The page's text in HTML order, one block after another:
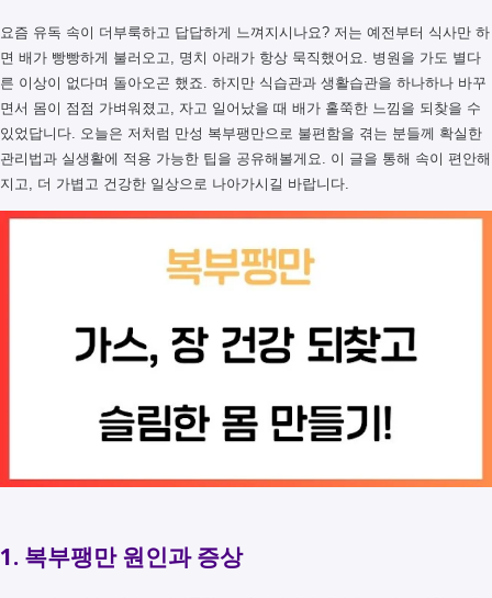
요즘 유독 속이 더부룩하고 답답하게 느껴지시나요? 저는 예전부터 식사만 하
면 배가 빵빵하게 불러오고, 명치 아래가 항상 묵직했어요. 병원을 가도 별다
른 이상이 없다며 돌아오곤 했죠. 하지만 식습관과 생활습관을 하나하나 바꾸
면서 몸이 점점 가벼워졌고, 자고 일어났을 때 배가 홀쭉한 느낌을 되찾을 수
있었답니다. 오늘은 저처럼 만성 복부팽만으로 불편함을 겪는 분들께 확실한
관리법과 실생활에 적용 가능한 팁을 공유해볼게요. 이 글을 통해 속이 편안해
지고, 더 가볍고 건강한 일상으로 나아가시길 바랍니다.
1. 복부팽만 원인과 증상